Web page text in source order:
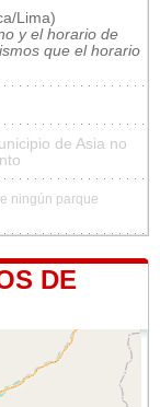
Lima)
y el horario de
que el horario
de Asia no
ningún parque
DE